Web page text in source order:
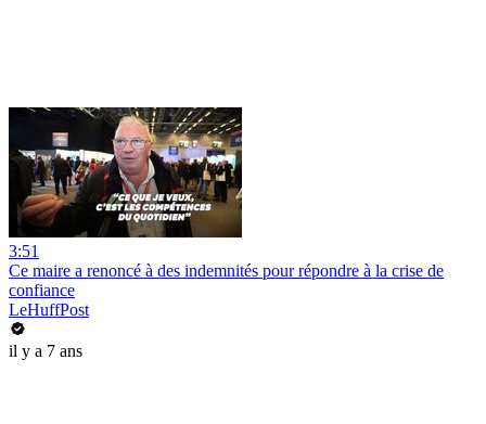
3:51
Ce maire a renoncé à des indemnités pour répondre à la crise de
confiance
LeHuffPost
il y a 7 ans